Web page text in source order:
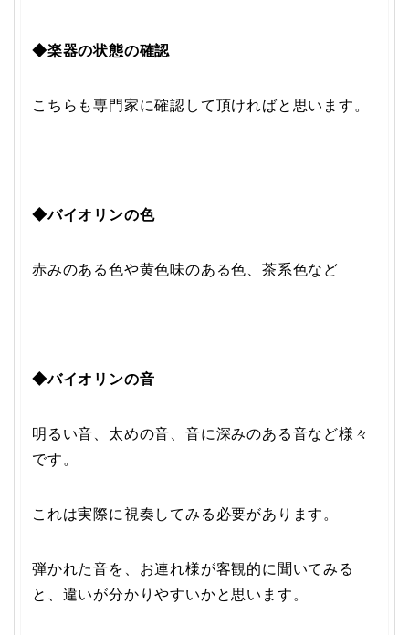
◆楽器の状態の確認
こちらも専門家に確認して頂ければと思います。
◆バイオリンの色
赤みのある色や黄色味のある色、茶系色など
◆バイオリンの音
明るい音、太めの音、音に深みのある音など様々
です。
これは実際に視奏してみる必要があります。
弾かれた音を、お連れ様が客観的に聞いてみる
と、違いが分かりやすいかと思います。